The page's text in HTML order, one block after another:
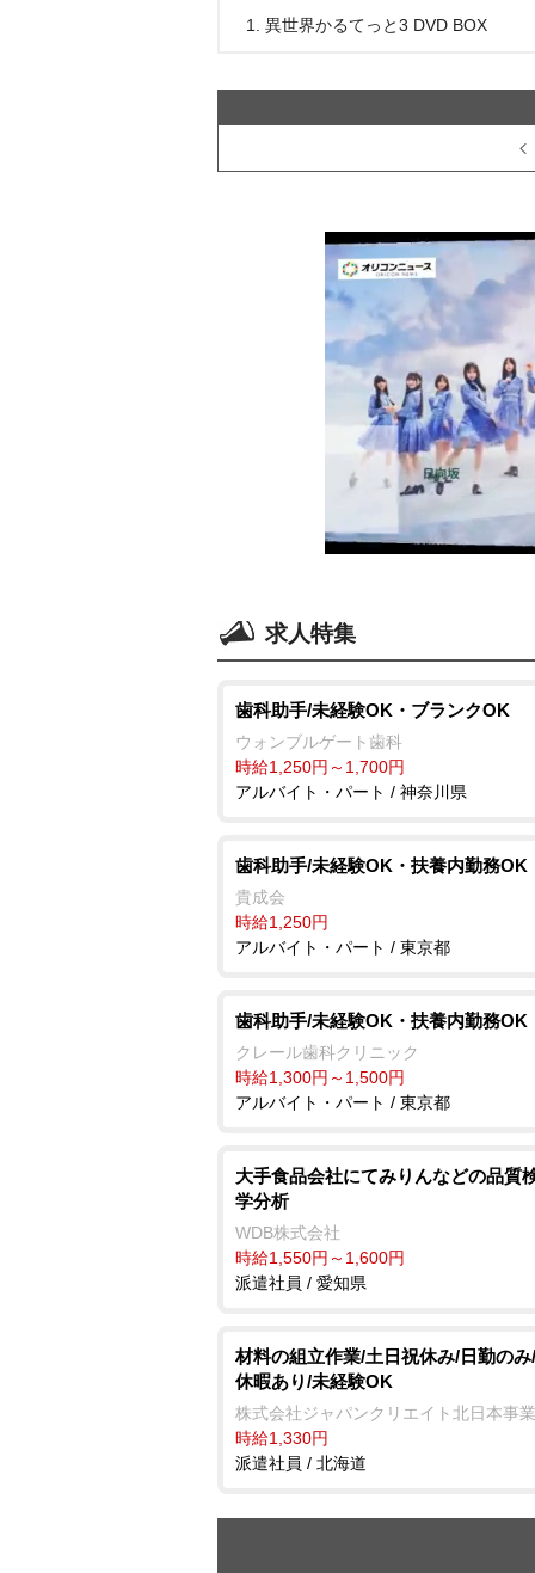
1. 異世界かるてっと3 DVD BOX
求人特集
歯科助手/未経験OK・ブランクOK
ウォンブルゲート歯科
時給1,250円～1,700円
アルバイト・パート / 神奈川県
歯科助手/未経験OK・扶養内勤務OK
貴成会
時給1,250円
アルバイト・パート / 東京都
歯科助手/未経験OK・扶養内勤務OK
クレール歯科クリニック
時給1,300円～1,500円
アルバイト・パート / 東京都
大手食品会社にてみりんなどの品質
学分析
WDB株式会社
時給1,550円～1,600円
派遣社員 / 愛知県
材料の組立作業/土日祝休み/日勤の
休暇あり/未経験OK
株式会社ジャパンクリエイト北日本事
時給1,330円
派遣社員 / 北海道